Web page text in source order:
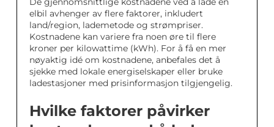
elbil avhenger av flere faktorer, inkludert
land/region, lademetode og strømpriser.
Kostnadene kan variere fra noen øre til flere
kroner per kilowattime (kWh). For å få en mer
nøyaktig idé om kostnadene, anbefales det å
sjekke med lokale energiselskaper eller bruke
ladestasjoner med prisinformasjon tilgjengelig.
Hvilke faktorer påvirker